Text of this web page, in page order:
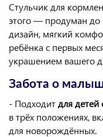
Стульчик для
этого — продуман до
дизайн, мягкий
ребёнка с первых
украшением вашего
Забота о
- Подходитдля
в трёх положениях,
для новорождённых.